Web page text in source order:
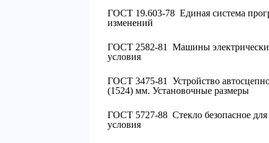
ГОСТ 19.603-78 Единая система
изменений
ГОСТ 2582-81 Машины
условия
ГОСТ 3475-81 Устройство
(1524) мм. Установочные размеры
ГОСТ 5727-88 Стекло безопасное
условия